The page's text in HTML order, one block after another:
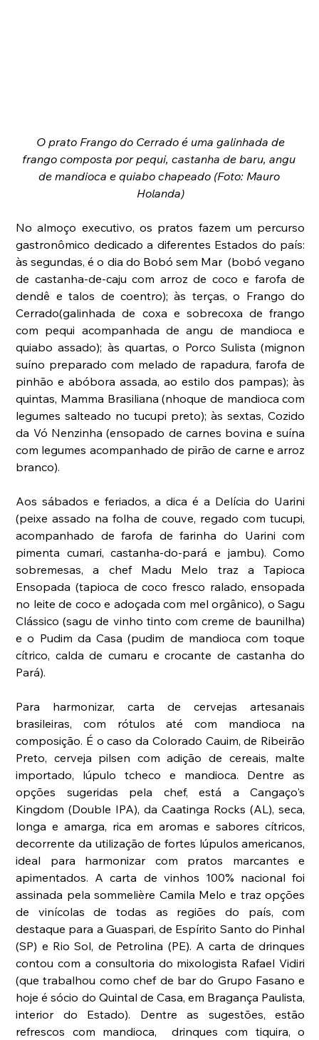
O prato Frango do Cerrado é uma galinhada de
frango composta por pequi, castanha de baru, angu
de mandioca e quiabo chapeado (Foto: Mauro
Holanda)
No almoço executivo, os pratos fazem um percurso
gastronômico dedicado a diferentes Estados do país:
às segundas, é o dia do Bobó sem Mar  (bobó vegano
de castanha-de-caju com arroz de coco e farofa de
dendê e talos de coentro); às terças, o Frango do
Cerrado(galinhada de coxa e sobrecoxa de frango
com pequi acompanhada de angu de mandioca e
quiabo assado); às quartas, o Porco Sulista (mignon
suíno preparado com melado de rapadura, farofa de
pinhão e abóbora assada, ao estilo dos pampas); às
quintas, Mamma Brasiliana (nhoque de mandioca com
legumes salteado no tucupi preto); às sextas, Cozido
da Vó Nenzinha (ensopado de carnes bovina e suína
com legumes acompanhado de pirão de carne e arroz
branco).
Aos sábados e feriados, a dica é a Delícia do Uarini
(peixe assado na folha de couve, regado com tucupi,
acompanhado de farofa de farinha do Uarini com
pimenta cumari, castanha-do-pará e jambu). Como
sobremesas, a chef Madu Melo traz a Tapioca
Ensopada (tapioca de coco fresco ralado, ensopada
no leite de coco e adoçada com mel orgânico), o Sagu
Clássico (sagu de vinho tinto com creme de baunilha)
e o Pudim da Casa (pudim de mandioca com toque
cítrico, calda de cumaru e crocante de castanha do
Pará).
Para harmonizar, carta de cervejas artesanais
brasileiras, com rótulos até com mandioca na
composição. É o caso da Colorado Cauim, de Ribeirão
Preto, cerveja pilsen com adição de cereais, malte
importado, lúpulo tcheco e mandioca. Dentre as
opções sugeridas pela chef, está a Cangaço's
Kingdom (Double IPA), da Caatinga Rocks (AL), seca,
longa e amarga, rica em aromas e sabores cítricos,
decorrente da utilização de fortes lúpulos americanos,
ideal para harmonizar com pratos marcantes e
apimentados. A carta de vinhos 100% nacional foi
assinada pela sommelière Camila Melo e traz opções
de vinícolas de todas as regiões do país, com
destaque para a Guaspari, de Espírito Santo do Pinhal
(SP) e Rio Sol, de Petrolina (PE). A carta de drinques
contou com a consultoria do mixologista Rafael Vidiri
(que trabalhou como chef de bar do Grupo Fasano e
hoje é sócio do Quintal de Casa, em Bragança Paulista,
interior do Estado). Dentre as sugestões, estão
refrescos com mandioca,  drinques com tiquira, o